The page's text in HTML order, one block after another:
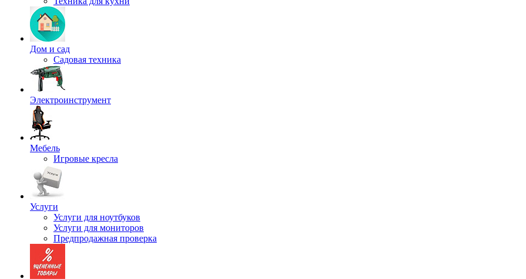
Дом и сад
Садовая техника
Электроинструмент
Мебель
Игровые кресла
Услуги
Услуги для ноутбуков
Услуги для мониторов
Предпродажная проверка